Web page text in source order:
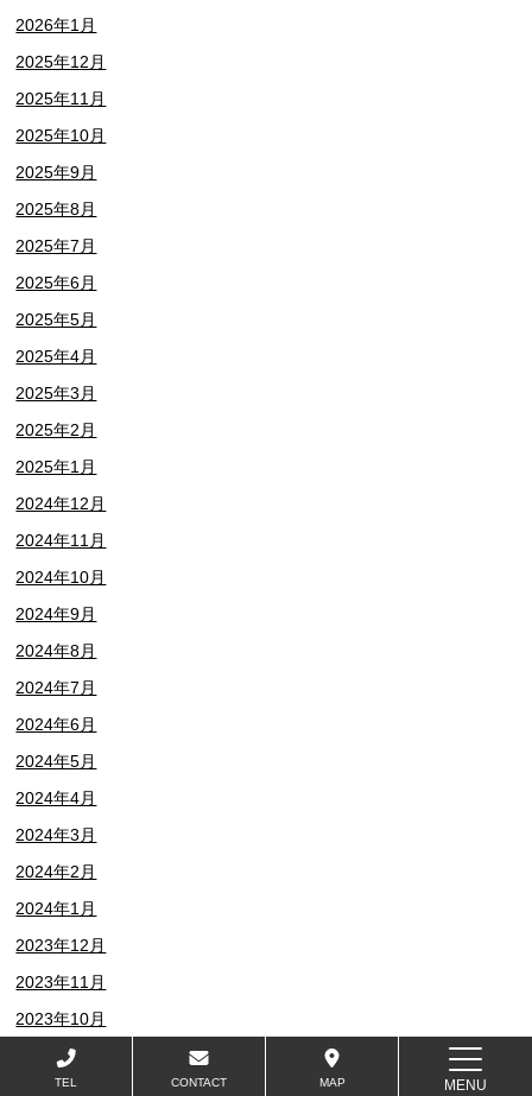
MENU
2026年1月
2025年12月
2025年11月
2025年10月
2025年9月
2025年8月
2025年7月
2025年6月
2025年5月
2025年4月
2025年3月
2025年2月
2025年1月
2024年12月
2024年11月
2024年10月
2024年9月
2024年8月
2024年7月
2024年6月
2024年5月
2024年4月
2024年3月
2024年2月
2024年1月
2023年12月
2023年11月
2023年10月
2023年9月
TEL CONTACT MAP